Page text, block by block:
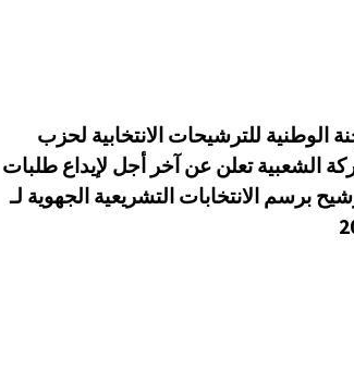
الوطنية للترشيحات الانتخابية لحزب
الشعبية تعلن عن آخر أجل لإيداع طلبات
برسم الانتخابات التشريعية الجهوية لـ